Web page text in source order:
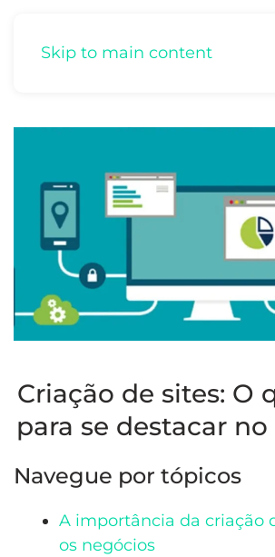
Skip to main content
Criação de sites: O
para se destacar
Navegue por tópicos
A importância da criação
os negócios